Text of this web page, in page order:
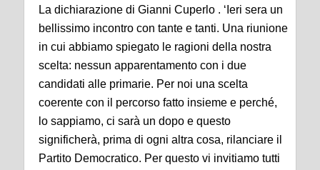
La dichiarazione di Gianni Cuperlo . ‘Ieri sera un
bellissimo incontro con tante e tanti. Una riunione
in cui abbiamo spiegato le ragioni della nostra
scelta: nessun apparentamento con i due
candidati alle primarie. Per noi una scelta
coerente con il percorso fatto insieme e perché,
lo sappiamo, ci sarà un dopo e questo
significherà, prima di ogni altra cosa, rilanciare il
Partito Democratico. Per questo vi invitiamo tutti